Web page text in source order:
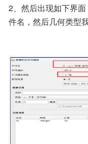
2、然后出现如下界
件名，然后几何类型